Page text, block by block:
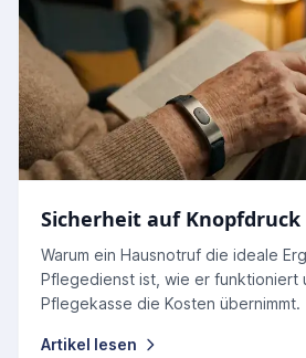
Sicherheit auf Knopfdruck
Warum ein Hausnotruf die ideale
Pflegedienst ist, wie er funktioniert
Pflegekasse die Kosten übernimmt.
Artikel lesen